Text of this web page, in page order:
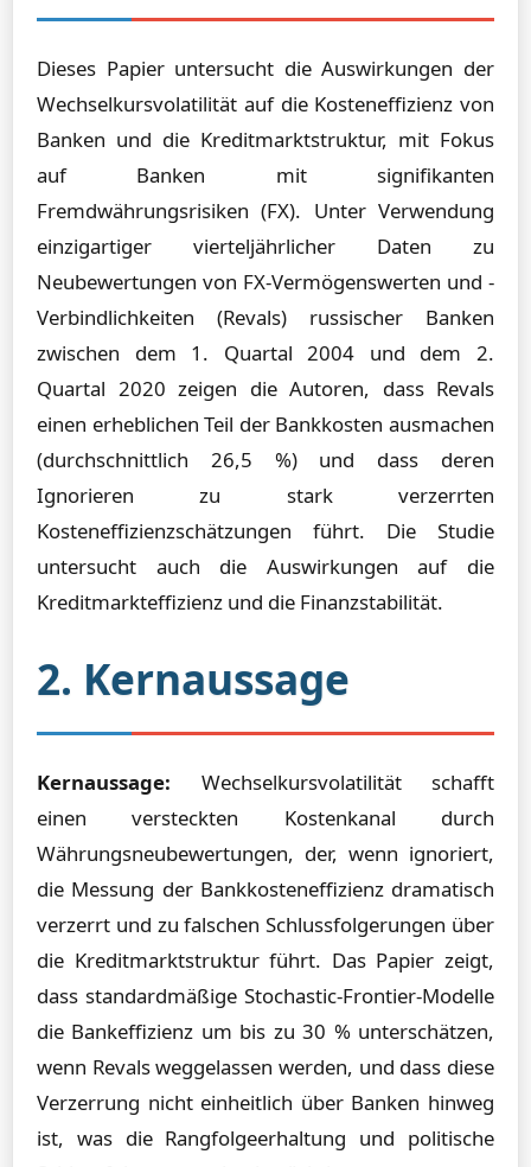
Dieses Papier untersucht die Auswirkungen der
Wechselkursvolatilität auf die Kosteneffizienz von
Banken und die Kreditmarktstruktur, mit Fokus
auf Banken mit signifikanten
Fremdwährungsrisiken (FX). Unter Verwendung
einzigartiger vierteljährlicher Daten zu
Neubewertungen von FX-Vermögenswerten und -
Verbindlichkeiten (Revals) russischer Banken
zwischen dem 1. Quartal 2004 und dem 2.
Quartal 2020 zeigen die Autoren, dass Revals
einen erheblichen Teil der Bankkosten ausmachen
(durchschnittlich 26,5 %) und dass deren
Ignorieren zu stark verzerrten
Kosteneffizienzschätzungen führt. Die Studie
untersucht auch die Auswirkungen auf die
Kreditmarkteffizienz und die Finanzstabilität.
2. Kernaussage
Kernaussage: Wechselkursvolatilität schafft
einen versteckten Kostenkanal durch
Währungsneubewertungen, der, wenn ignoriert,
die Messung der Bankkosteneffizienz dramatisch
verzerrt und zu falschen Schlussfolgerungen über
die Kreditmarktstruktur führt. Das Papier zeigt,
dass standardmäßige Stochastic-Frontier-Modelle
die Bankeffizienz um bis zu 30 % unterschätzen,
wenn Revals weggelassen werden, und dass diese
Verzerrung nicht einheitlich über Banken hinweg
ist, was die Rangfolgeerhaltung und politische